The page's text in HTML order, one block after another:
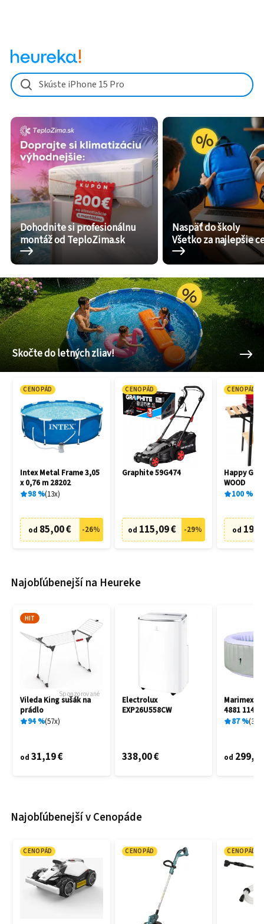
Skúste iPhone 15 Pro
Dohodnite si profesionálnu
montáž od TeploZima.sk
Naspäť do školy
Všetko za najlepšie
Skočte do letných zliav!
CENOPÁD
Intex Metal Frame 3,05
x 0,76 m 28202
98% 13x
od 85,00 € -26%
CENOPÁD
Graphite 59G474
od 115,09 € -29%
CENOPÁD
Happy
WOOD
100%
od
Najobľúbenejší na Heureke
HIT
Sponzorované
Vileda King sušák na
prádlo
94% 57x
od 31,19 €
Electrolux
EXP26U558CW
338,00 €
Marimex
4881
87% 3
od
Najobľúbenejší v Cenopáde
CENOPÁD CENOPÁD CENOPÁD